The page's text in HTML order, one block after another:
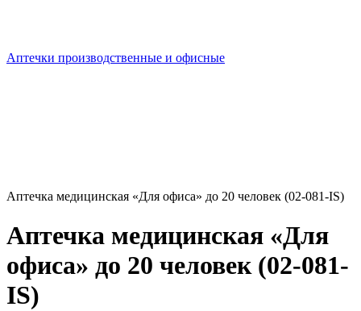
Аптечки производственные и офисные
Аптечка медицинская «Для офиса» до 20 человек (02-081-IS)
Аптечка медицинская «Для
офиса» до 20 человек (02-081-
IS)